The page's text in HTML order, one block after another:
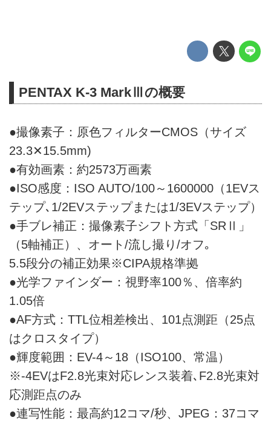
PENTAX K-3 MarkⅢの概要
●撮像素子：原色フィルターCMOS（サイズ
23.3✕15.5mm)
●有効画素：約2573万画素
●ISO感度：ISO AUTO/100～1600000（1EVス
テップ､1/2EVステップまたは1/3EVステップ）
●手ブレ補正：撮像素子シフト方式「SRⅡ」
（5軸補正）、オート/流し撮り/オフ｡
5.5段分の補正効果※CIPA規格準拠
●光学ファインダー：視野率100％、倍率約
1.05倍
●AF方式：TTL位相差検出、101点測距（25点
はクロスタイプ）
●輝度範囲：EV-4～18（ISO100、常温）
※-4EVはF2.8光束対応レンス装着､F2.8光束対
応測距点のみ
●連写性能：最高約12コマ/秒、JPEG：37コマ